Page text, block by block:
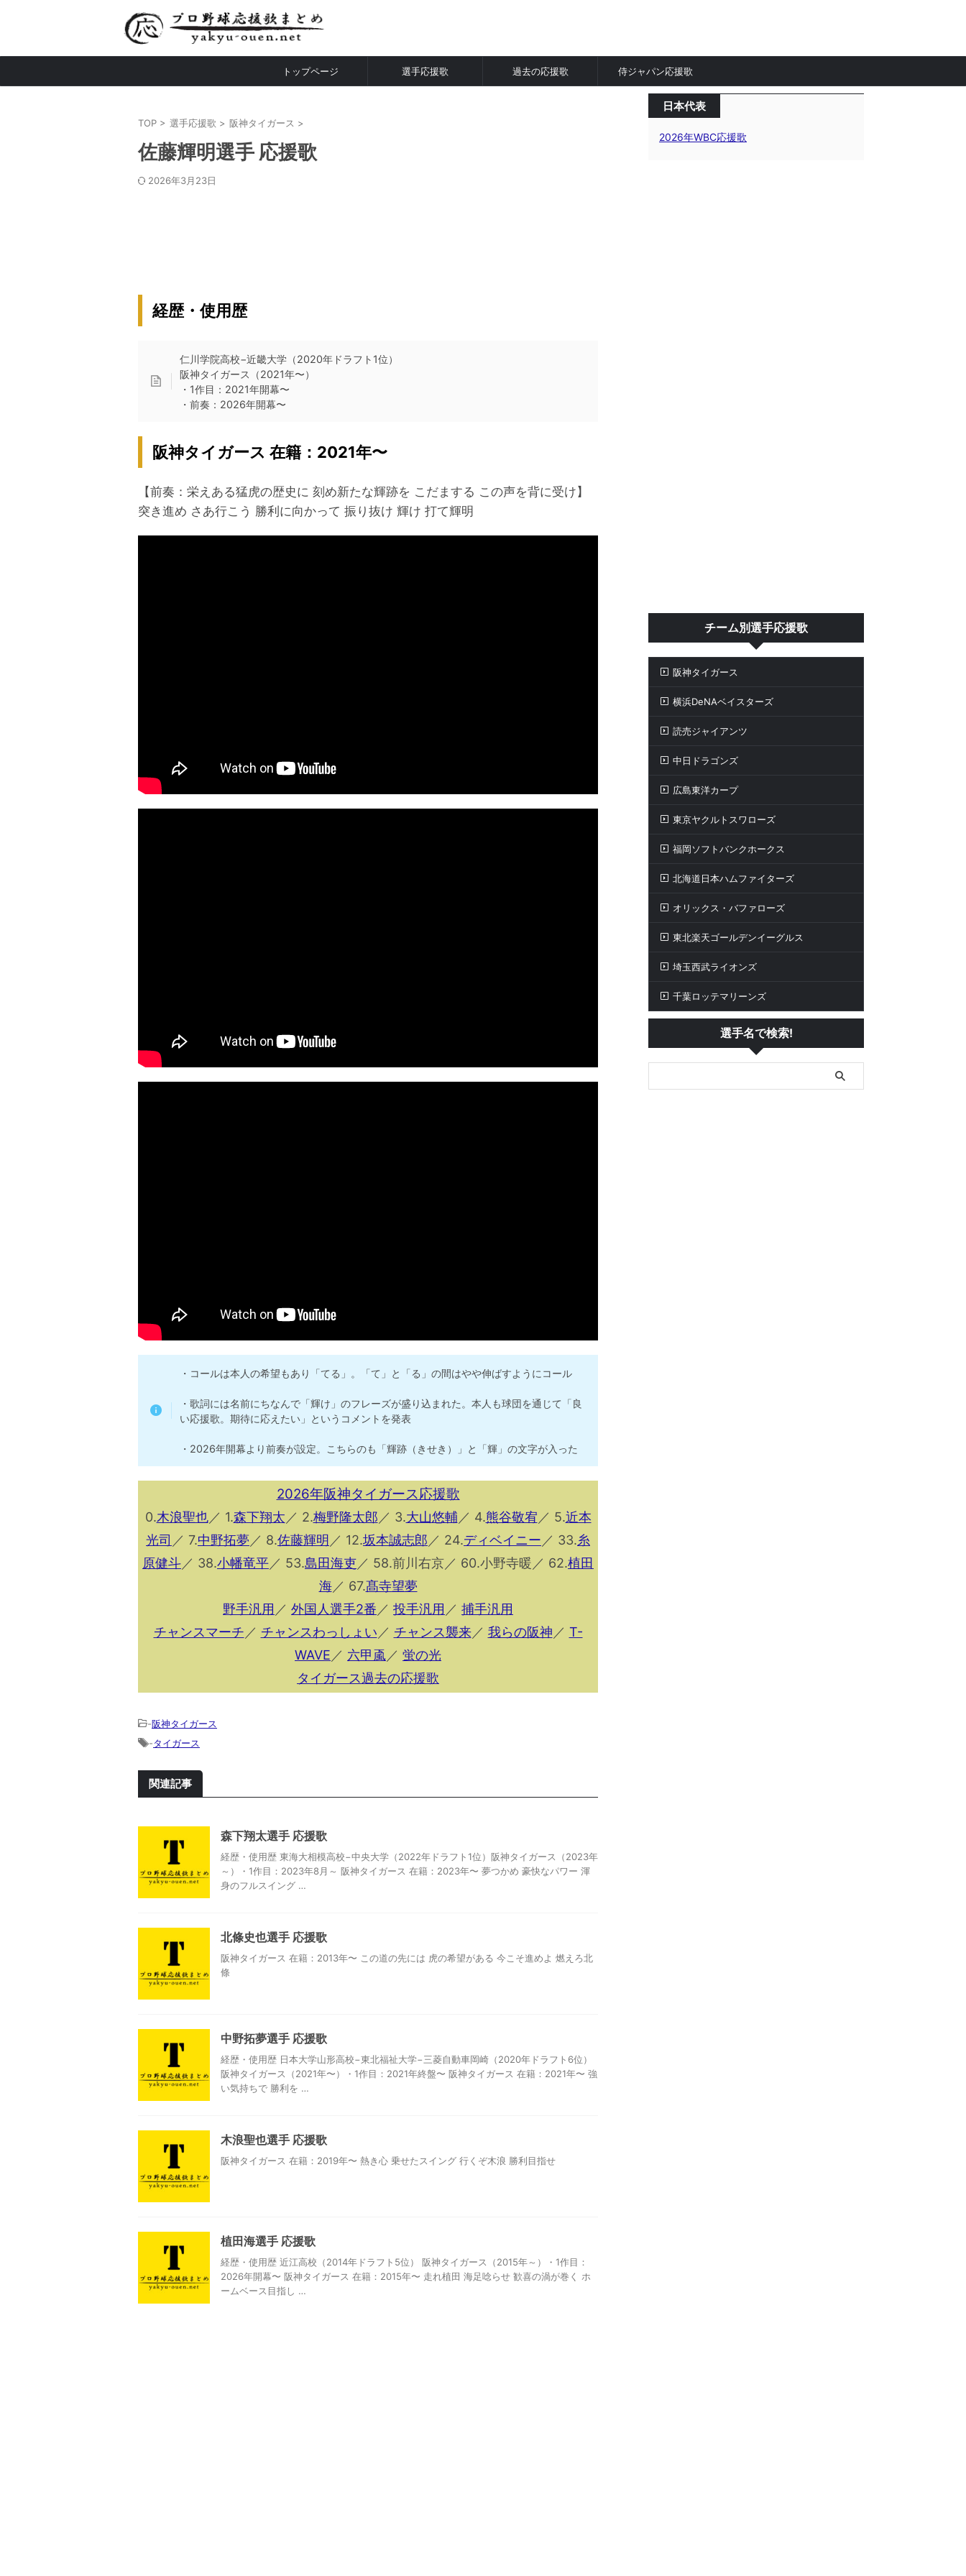
トップページ 選手応援歌 過去の応援歌 侍ジャパン応援歌
TOP > 選手応援歌 > 阪神タイガース >
佐藤輝明選手 応援歌
2026年3月23日
経歴・使用歴
仁川学院高校−近畿大学（2020年ドラフト1位）
阪神タイガース（2021年〜）
・1作目：2021年開幕〜
・前奏：2026年開幕〜
阪神タイガース 在籍：2021年〜
【前奏：栄えある猛虎の歴史に 刻め新たな輝跡を こだまする この声を背に受け】
突き進め さあ行こう 勝利に向かって 振り抜け 輝け 打て輝明
・コールは本人の希望もあり「てる」。「て」と「る」の間はやや伸ばすようにコール
・歌詞には名前にちなんで「輝け」のフレーズが盛り込まれた。本人も球団を通じて「良
い応援歌。期待に応えたい」というコメントを発表
・2026年開幕より前奏が設定。こちらのも「輝跡（きせき）」と「輝」の文字が入った
2026年阪神タイガース応援歌
0.木浪聖也／ 1.森下翔太／ 2.梅野隆太郎／ 3.大山悠輔／ 4.熊谷敬宥／ 5.近本
光司 ／ 7.中野拓夢／ 8.佐藤輝明 ／ 12.坂本誠志郎／ 24.ディベイニー／ 33.糸
原健斗／ 38.小幡竜平／ 53.島田海吏／ 58.前川右京／ 60.小野寺暖／ 62.植田
海／ 67.髙寺望夢
野手汎用 ／ 外国人選手2番／ 投手汎用 ／ 捕手汎用
チャンスマーチ／ チャンスわっしょい／ チャンス襲来／ 我らの阪神／ T-
WAVE／ 六甲颪／ 蛍の光
タイガース過去の応援歌
-阪神タイガース
-タイガース
関連記事
森下翔太選手 応援歌
経歴・使用歴 東海大相模高校−中央大学（2022年ドラフト1位）阪神タイガース（2023年
～）・1作目：2023年8月～ 阪神タイガース 在籍：2023年〜 夢つかめ 豪快なパワー 渾
身のフルスイング …
北條史也選手 応援歌
阪神タイガース 在籍：2013年〜 この道の先には 虎の希望がある 今こそ進めよ 燃えろ北
條
中野拓夢選手 応援歌
経歴・使用歴 日本大学山形高校−東北福祉大学−三菱自動車岡崎（2020年ドラフト6位）
阪神タイガース（2021年〜）・1作目：2021年終盤〜 阪神タイガース 在籍：2021年〜 強
い気持ちで 勝利を …
木浪聖也選手 応援歌
阪神タイガース 在籍：2019年〜 熱き心 乗せたスイング 行くぞ木浪 勝利目指せ
植田海選手 応援歌
経歴・使用歴 近江高校（2014年ドラフト5位） 阪神タイガース（2015年～）・1作目：
2026年開幕〜 阪神タイガース 在籍：2015年〜 走れ植田 海足唸らせ 歓喜の渦が巻く ホ
ームベース目指し …
日本代表
2026年WBC応援歌
チーム別選手応援歌
阪神タイガース
横浜DeNAベイスターズ
読売ジャイアンツ
中日ドラゴンズ
広島東洋カープ
東京ヤクルトスワローズ
福岡ソフトバンクホークス
北海道日本ハムファイターズ
オリックス・バファローズ
東北楽天ゴールデンイーグルス
埼玉西武ライオンズ
千葉ロッテマリーンズ
選手名で検索!